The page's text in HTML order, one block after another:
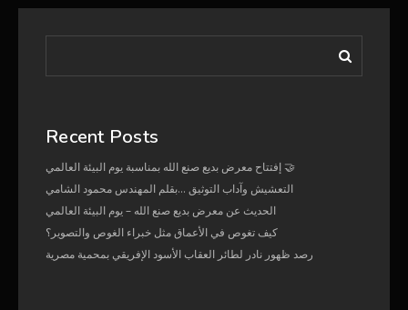
Recent Posts
إفتتاح معرض بديع صنع الله بمناسبة يوم البيئة العالمي 🤝
التعشيش وآداب التوثيق …بقلم المهندس محمود الشامي
الحديث عن معرض بديع صنع الله – يوم البيئة العالمي
كيف تغوص في الأعماق مثل خبراء الغوص والتصوير؟
رصد ظهور نادر لطائر العقاب الأسود الإفريقي بمحمية مصرية